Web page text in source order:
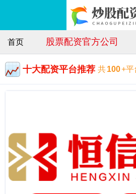
首页 股票配资官方公司
十大配资平台推荐 共100+平